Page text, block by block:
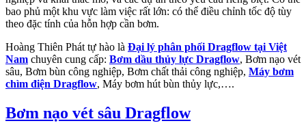
bao phủ một khu vực làm việc rất lớn: có thể điều chỉnh tốc độ tùy
theo đặc tính của hỗn hợp cần bơm.
Hoàng Thiên Phát tự hào là Đại lý phân phối Dragflow tại Việt
Nam chuyên cung cấp: Bơm dầu thủy lực Dragflow, Bơm nạo vét
sâu, Bơm bùn công nghiệp, Bơm chất thải công nghiệp, Máy bơm
chìm điện Dragflow, Máy bơm hút bùn thủy lực,….
Bơm nạo vét sâu Dragflow